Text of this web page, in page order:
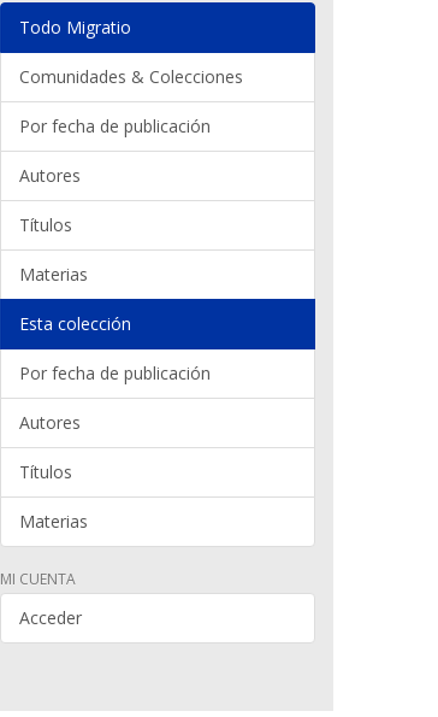
Todo Migratio
Comunidades & Colecciones
Por fecha de publicación
Autores
Títulos
Materias
Esta colección
Por fecha de publicación
Autores
Títulos
Materias
MI CUENTA
Acceder